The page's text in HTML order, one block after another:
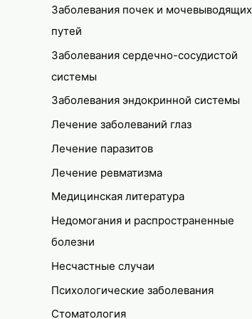
Заболевания почек и мочевыводящих
путей
Заболевания сердечно-сосудистой
системы
Заболевания эндокринной системы
Лечение заболеваний глаз
Лечение паразитов
Лечение ревматизма
Медицинская литература
Недомогания и распространенные
болезни
Несчастные случаи
Психологические заболевания
Стоматология